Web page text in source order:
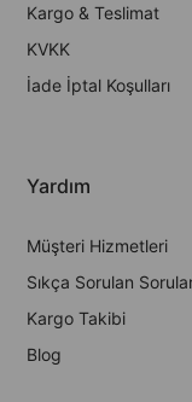
Kargo & Teslimat
KVKK
İade İptal Koşulları
Yardım
Müşteri Hizmetleri
Sıkça Sorulan
Kargo Takibi
Blog